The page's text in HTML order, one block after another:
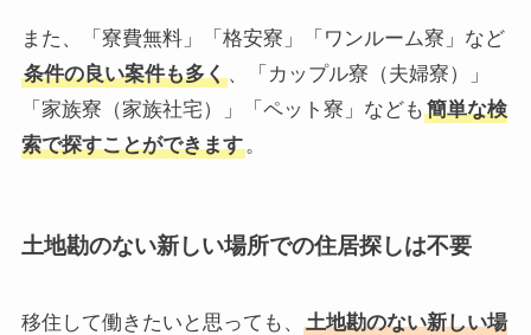
また、「寮費無料」「格安寮」「ワンルーム寮」など
条件の良い案件も多く、「カップル寮（夫婦寮）」
「家族寮（家族社宅）」「ペット寮」なども 簡単な検
索で探すことができます。
土地勘のない新しい場所での住居探しは不要
移住して働きたいと思っても、
土地勘のない新しい場